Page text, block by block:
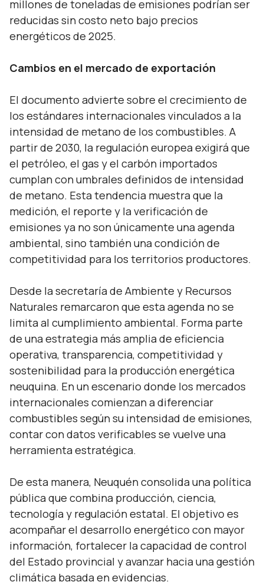
millones de toneladas de emisiones podrían ser
reducidas sin costo neto bajo precios
energéticos de 2025.
Cambios en el mercado de exportación
El documento advierte sobre el crecimiento de
los estándares internacionales vinculados a la
intensidad de metano de los combustibles. A
partir de 2030, la regulación europea exigirá que
el petróleo, el gas y el carbón importados
cumplan con umbrales definidos de intensidad
de metano. Esta tendencia muestra que la
medición, el reporte y la verificación de
emisiones ya no son únicamente una agenda
ambiental, sino también una condición de
competitividad para los territorios productores.
Desde la secretaría de Ambiente y Recursos
Naturales remarcaron que esta agenda no se
limita al cumplimiento ambiental. Forma parte
de una estrategia más amplia de eficiencia
operativa, transparencia, competitividad y
sostenibilidad para la producción energética
neuquina. En un escenario donde los mercados
internacionales comienzan a diferenciar
combustibles según su intensidad de emisiones,
contar con datos verificables se vuelve una
herramienta estratégica.
De esta manera, Neuquén consolida una política
pública que combina producción, ciencia,
tecnología y regulación estatal. El objetivo es
acompañar el desarrollo energético con mayor
información, fortalecer la capacidad de control
del Estado provincial y avanzar hacia una gestión
climática basada en evidencias.